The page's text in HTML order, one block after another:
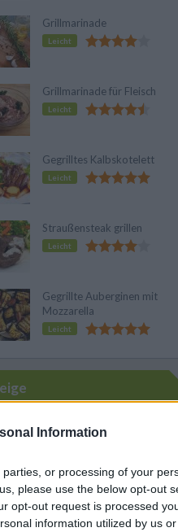
Information
or processing of your
please use the below opt-out
opt-out request is processed
information utilized by us
Grillmarinade
Leicht
Grillmarinade für Fleisch
Leicht
Gegrilltes Kalbskotelett
Leicht
Straußensteak grillen
Leicht
Gegrillte Auberginen mit
Mozzarella
Leicht